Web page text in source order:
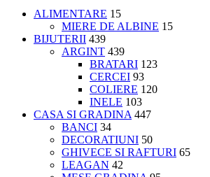
ALIMENTARE 15
MIERE DE ALBINE 15
BIJUTERII 439
ARGINT 439
BRATARI 123
CERCEI 93
COLIERE 120
INELE 103
CASA SI GRADINA 447
BANCI 34
DECORATIUNI 50
GHIVECE SI RAFTURI 65
LEAGAN 42